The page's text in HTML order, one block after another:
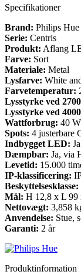
Specifikationer
Brand: Philips Hue
Serie: Centris
Produkt: Aflang
Farve: Sort
Materiale: Metal
Lysfarve: White
Farvetemperatur:
Lysstyrke ved
Lysstyrke ved
Wattforbrug: 40
Spots: 4 justerbare
Indbygget LED: Ja
Dæmpbar: Ja, via
Levetid: 15.000
IP-klassificering:
Beskyttelsesklasse:
Mål: H 12,8 x L 99
Nettovægt: 3,858
Anvendelse: Stue,
Garanti: 2 år
Produktinformation